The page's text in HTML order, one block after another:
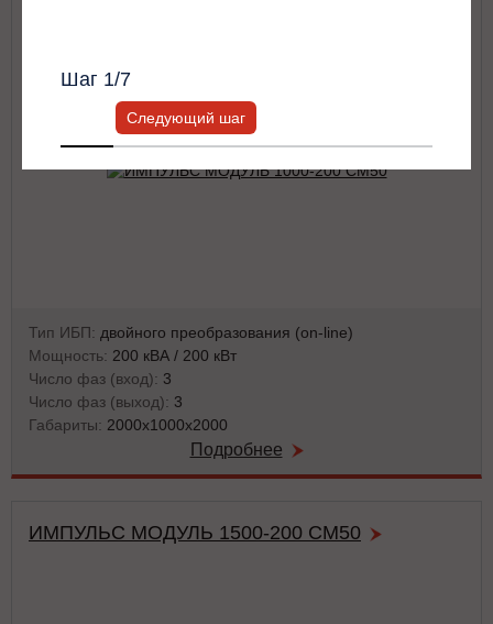
Тип ИБП: двойного преобразования (on-line)
Мощность: 200 кВА / 200 кВт
Число фаз (вход): 3
Число фаз (выход): 3
Габариты: 2000х1000х2000
Подробнее
ИМПУЛЬС МОДУЛЬ 1500-200 СМ50
Шаг 1/7
Следующий шаг